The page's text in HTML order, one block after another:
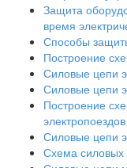
Защита
время
Способы
Построение
Силовые цепи
Силовые цепи
Построение
Силовые цепи
Схема силовых